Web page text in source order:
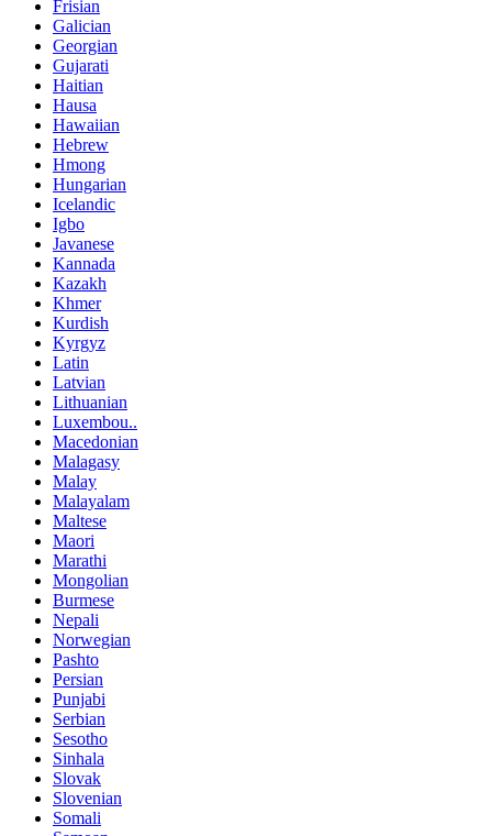
Frisian
Galician
Georgian
Gujarati
Haitian
Hausa
Hawaiian
Hebrew
Hmong
Hungarian
Icelandic
Igbo
Javanese
Kannada
Kazakh
Khmer
Kurdish
Kyrgyz
Latin
Latvian
Lithuanian
Luxembou..
Macedonian
Malagasy
Malay
Malayalam
Maltese
Maori
Marathi
Mongolian
Burmese
Nepali
Norwegian
Pashto
Persian
Punjabi
Serbian
Sesotho
Sinhala
Slovak
Slovenian
Somali